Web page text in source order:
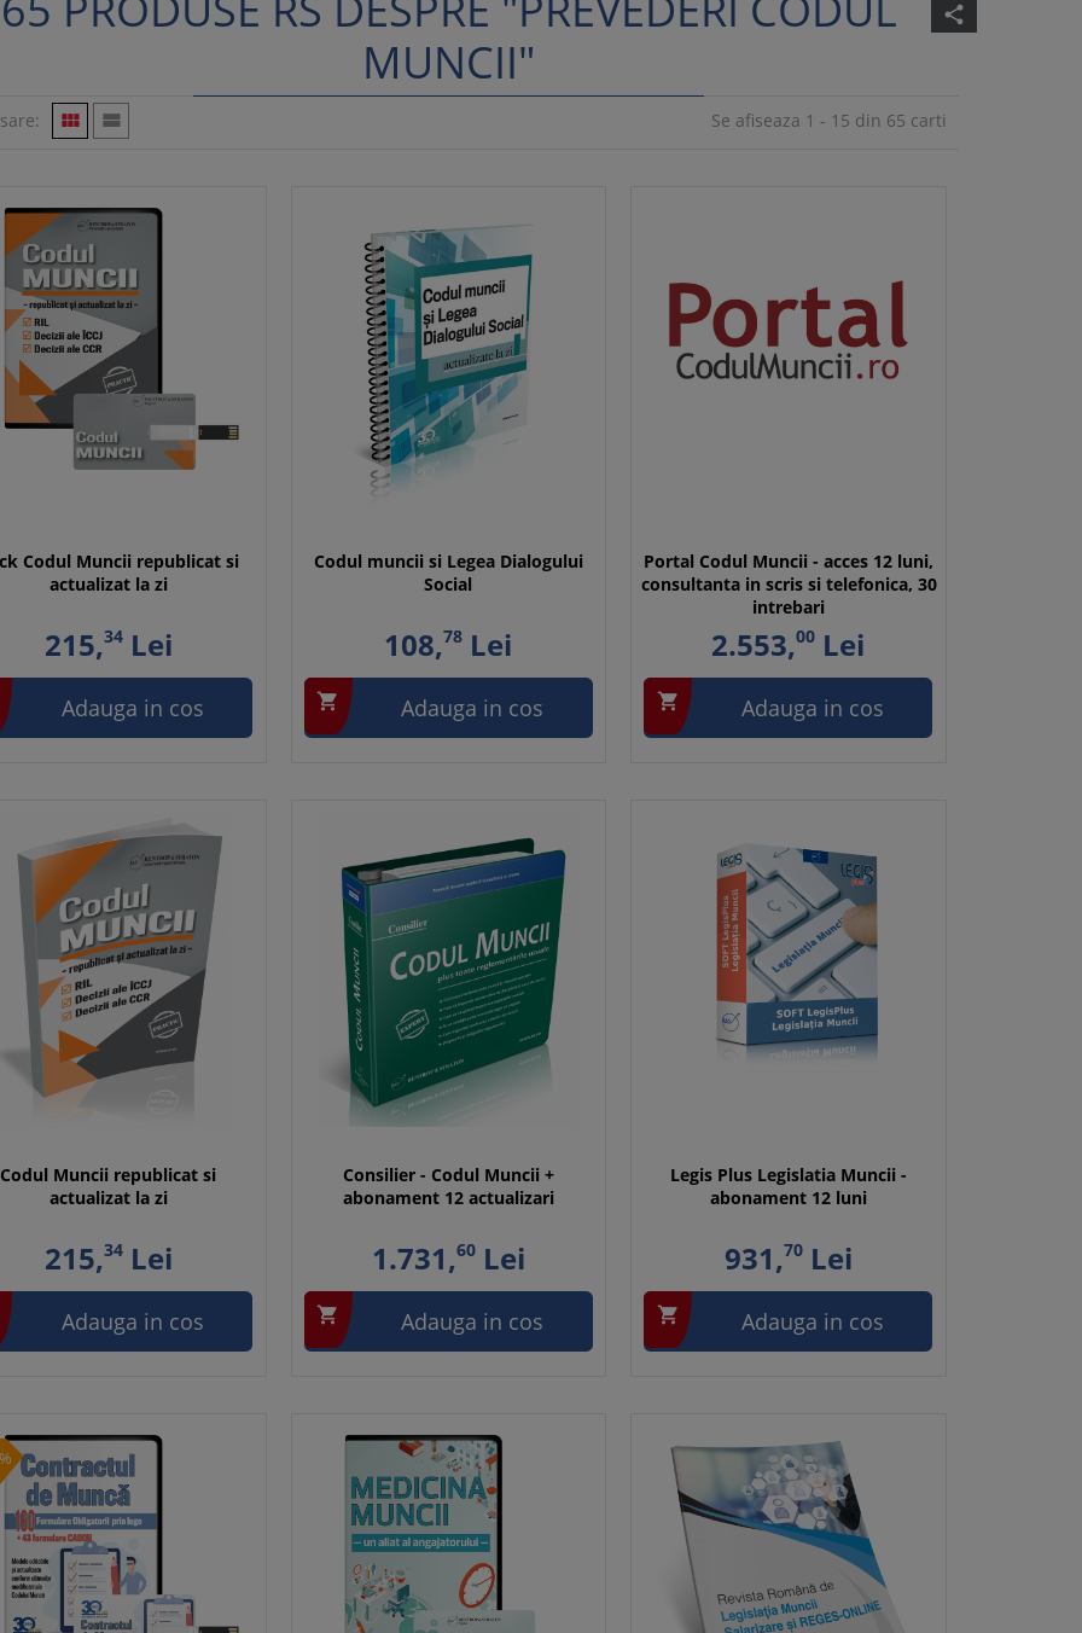
share
MUNCII"
  Se afiseaza 1 - 15 din 65 carti
Codul Muncii republicat si
actualizat la zi
215,34Lei
Adauga in cos
Codul muncii si Legea Dialogului
Social
108,78 Lei
 Adauga in cos
Portal Codul Muncii - acces 12 luni,
consultanta in scris si telefonica, 30
intrebari
2.553,00 Lei
 Adauga in cos
Codul Muncii republicat si
actualizat la zi
215,34Lei
Adauga in cos
Consilier - Codul Muncii +
abonament 12 actualizari
1.731,60Lei
 Adauga in cos
Legis Plus Legislatia Muncii -
abonament 12 luni
931,70Lei
 Adauga in cos